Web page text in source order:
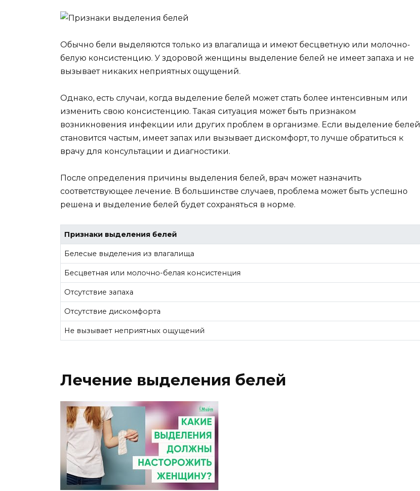
Обычно бели выделяются только из влагалища и имеют бесцветную или молочно-
белую консистенцию. У здоровой женщины выделение белей не имеет запаха и не
вызывает никаких неприятных ощущений.
Однако, есть случаи, когда выделение белей может стать более интенсивным или
изменить свою консистенцию. Такая ситуация может быть признаком
возникновения инфекции или других проблем в организме. Если выделение белей
становится частым, имеет запах или вызывает дискомфорт, то лучше обратиться к
врачу для консультации и диагностики.
После определения причины выделения белей, врач может назначить
соответствующее лечение. В большинстве случаев, проблема может быть успешно
решена и выделение белей будет сохраняться в норме.
Признаки выделения белей
Белесые выделения из влагалища
Бесцветная или молочно-белая консистенция
Отсутствие запаха
Отсутствие дискомфорта
Не вызывает неприятных ощущений
Лечение выделения белей